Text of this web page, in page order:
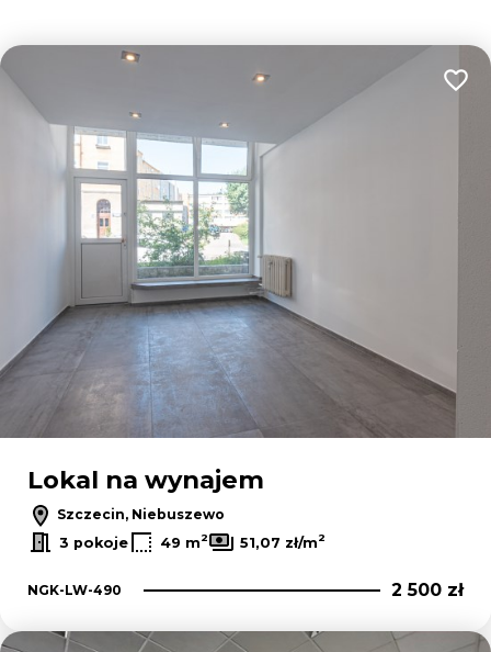
Lokal na wynajem
Szczecin, Niebuszewo
3 pokoje
49 m2 51,07 zł/m2
NGK-LW-490 2 500 zł